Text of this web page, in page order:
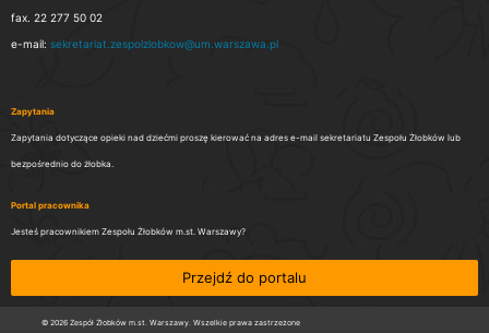
fax. 22 277 50 02
e-mail: sekretariat.zespolzlobkow@um.warszawa.pl
Zapytania
Zapytania dotyczące opieki nad dziećmi proszę kierować na adres e-mail sekretariatu Zespołu Żłobków lub
bezpośrednio do żłobka.
Portal pracownika
Jesteś pracownikiem Zespołu Żłobków m.st. Warszawy?
Przejdź do portalu
© 2026 Zespół Żłobków m.st. Warszawy. Wszelkie prawa zastrzeżone